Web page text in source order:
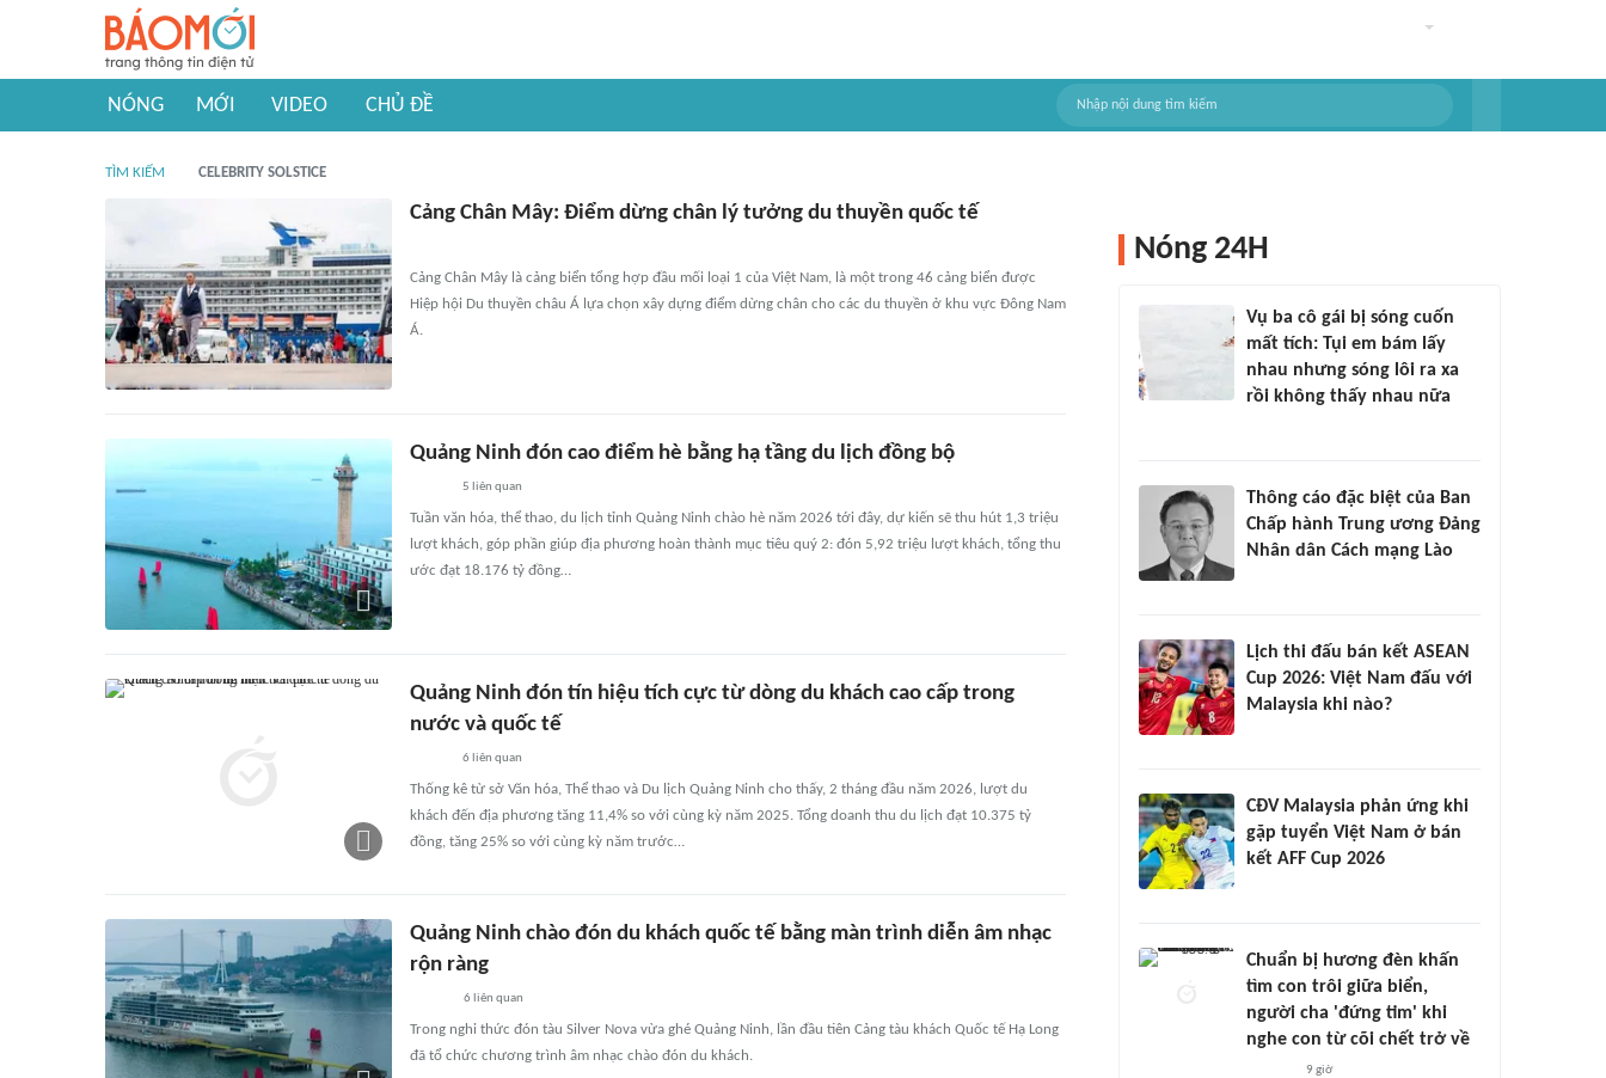
NÓNG MỚI VIDEO CHỦ ĐỀ
TÌM KIẾM CELEBRITY SOLSTICE
Cảng Chân Mây: Điểm dừng chân lý tưởng du thuyền quốc tế
Cảng Chân Mây là cảng biển tổng hợp đầu mối loại 1 của Việt Nam, là một trong 46 cảng biển được
Hiệp hội Du thuyền châu Á lựa chọn xây dựng điểm dừng chân cho các du thuyền ở khu vực Đông Nam
Á.
Quảng Ninh đón cao điểm hè bằng hạ tầng du lịch đồng bộ
5 liên quan
Tuần văn hóa, thể thao, du lịch tỉnh Quảng Ninh chào hè năm 2026 tới đây, dự kiến sẽ thu hút 1,3 triệu
lượt khách, góp phần giúp địa phương hoàn thành mục tiêu quý 2: đón 5,92 triệu lượt khách, tổng thu
ước đạt 18.176 tỷ đồng…
Quảng Ninh đón tín hiệu tích cực từ dòng du khách cao cấp trong
nước và quốc tế
6 liên quan
Thống kê từ sở Văn hóa, Thể thao và Du lịch Quảng Ninh cho thấy, 2 tháng đầu năm 2026, lượt du
khách đến địa phương tăng 11,4% so với cùng kỳ năm 2025. Tổng doanh thu du lịch đạt 10.375 tỷ
đồng, tăng 25% so với cùng kỳ năm trước…
Quảng Ninh chào đón du khách quốc tế bằng màn trình diễn âm nhạc
rộn ràng
6 liên quan
Trong nghi thức đón tàu Silver Nova vừa ghé Quảng Ninh, lần đầu tiên Cảng tàu khách Quốc tế Hạ Long
đã tổ chức chương trình âm nhạc chào đón du khách.
Nóng 24H
Vụ ba cô gái bị sóng cuốn
mất tích: Tụi em bám lấy
nhau nhưng sóng lôi ra xa
rồi không thấy nhau nữa
Thông cáo đặc biệt của Ban
Chấp hành Trung ương Đảng
Nhân dân Cách mạng Lào
Lịch thi đấu bán kết ASEAN
Cup 2026: Việt Nam đấu với
Malaysia khi nào?
CĐV Malaysia phản ứng khi
gặp tuyển Việt Nam ở bán
kết AFF Cup 2026
Chuẩn bị hương đèn khấn
tìm con trôi giữa biển,
người cha 'đứng tim' khi
nghe con từ cõi chết trở về
9 giờ